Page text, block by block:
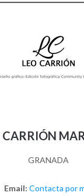
CARRIÓN
GRANADA
Email: Contacta por